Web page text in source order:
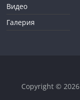
Видео
Галерия
Copyright © 2026